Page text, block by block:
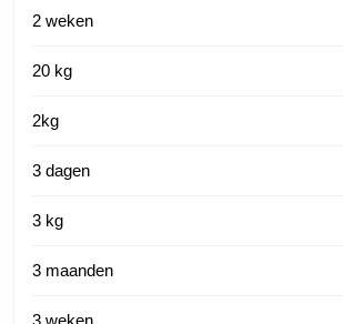
2 weken
20 kg
2kg
3 dagen
3 kg
3 maanden